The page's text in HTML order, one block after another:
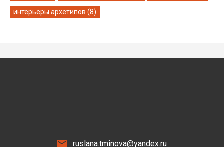
интерьеры архетипов (8)
ruslana.tminova@yandex.ru